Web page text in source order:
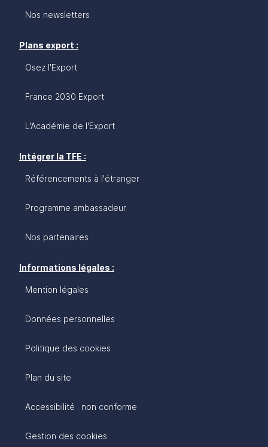
Autriche?
Nos newsletters
Plans export :
Osez l'Export
France 2030 Export
L'Académie de l'Export
Intégrer la TFE :
Référencements à l'étranger
Programme ambassadeur
Nos partenaires
Informations légales :
Mention légales
Données personnelles
Politique des cookies
Plan du site
Accessibilité : non conforme
Gestion des cookies